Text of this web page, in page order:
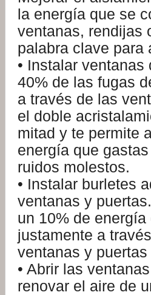
la energía que se
ventanas, rendijas
palabra clave para
• Instalar
40% de las fugas
a través de las
el doble
mitad y te permite
energía que
ruidos molestos.
• Instalar burletes
ventanas y
un 10% de
justamente a
ventanas y
• Abrir las
renovar el aire de